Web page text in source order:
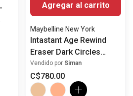
Agregar al carrito
Maybelline New York
Intastant Age Rewind
Eraser Dark Circles
Treatment Concealer
Vendido por Siman
C$780.00